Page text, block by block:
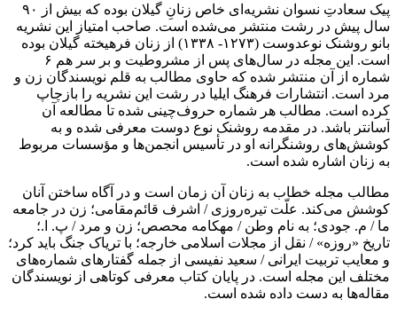
پیک سعادتِ نسوان نشریه‌ای خاص زنانِ گیلان بوده که بیش از ۹۰
سال پیش در رشت منتشر می‌شده است. صاحب امتیاز این نشریه
بانو روشنک نوعدوست (۱۲۷۳- ۱۳۳۸) از زنان فرهیخته گیلان بوده
است. این مجله در سال‌های پس از مشروطیت و بر سر هم ۶
شماره از آن منتشر شده که حاوی مطالب به قلم نویسندگان زن و
مرد است. انتشارات فرهنگ ایلیا در رشت این نشریه را بازچاپ
کرده است. مطالب هر شماره حروف‌چینی شده تا مطالعه آن
آسانتر باشد. در مقدمه روشنک نوع دوست معرفی شده و به
کوشش‌های روشنگرانه او در تأسیس انجمن‌ها و مؤسسات مربوط
به زنان اشاره شده است.
مطالب مجله خطاب به زنان آن زمان است و در آگاه ساختن آنان
کوشش می‌کند. علّت تیره‌روزی / اشرف قائم‌مقامی؛ زن در جامعه
ما / م. جودی؛ به نام وطن / مهکامه محصص؛ زن و مرد / پ. ا.؛
تاریخ «روزه» / نقل از مجلات اسلامی خارجه؛ با تریاک جنگ باید کرد؛
و معایب تربیت ایرانی / سعید نفیسی از جمله گفتارهای شماره‌های
مختلف این مجله است. در پایان کتاب معرفی کوتاهی از نویسندگان
مقاله‌ها به دست داده شده است.